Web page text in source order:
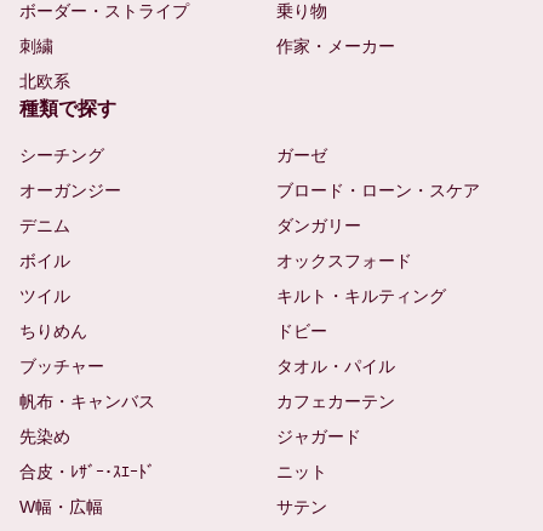
ボーダー・ストライプ
乗り物
刺繍
作家・メーカー
北欧系
種類で探す
シーチング
ガーゼ
オーガンジー
ブロード・ローン・スケア
デニム
ダンガリー
ボイル
オックスフォード
ツイル
キルト・キルティング
ちりめん
ドビー
ブッチャー
タオル・パイル
帆布・キャンバス
カフェカーテン
先染め
ジャガード
合皮・ﾚｻﾞｰ･ｽｴｰﾄﾞ
ニット
W幅・広幅
サテン